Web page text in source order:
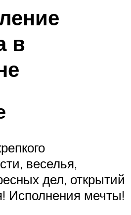
в
веселья,
дел, открытий
Исполнения мечты!